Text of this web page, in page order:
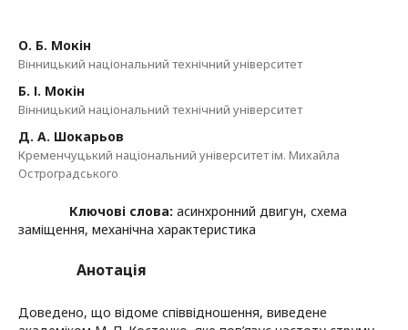
О. Б. Мокін
Вінницький національний технічний університет
Б. І. Мокін
Вінницький національний технічний університет
Д. А. Шокарьов
Кременчуцький національний університет ім. Михайла
Остроградського
Ключові слова: асинхронний двигун, схема
заміщення, механічна характеристика
Анотація
Доведено, що відоме співвідношення, виведене